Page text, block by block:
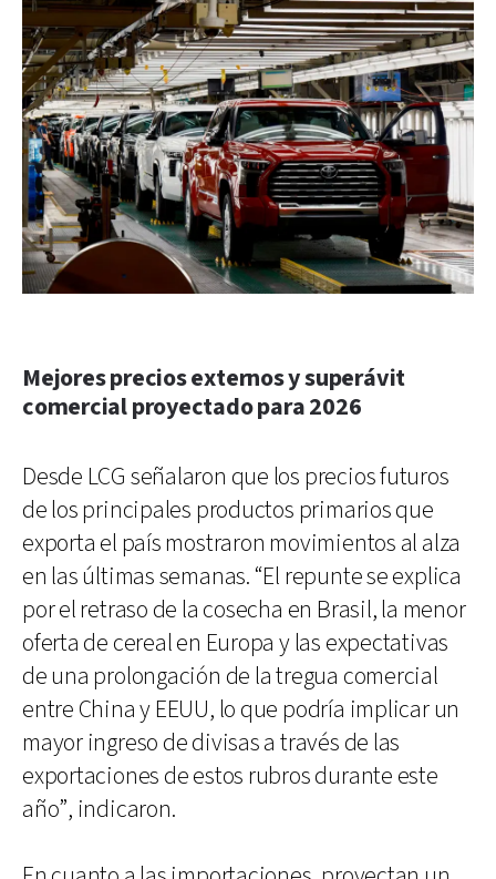
Mejores precios externos y superávit
comercial proyectado para 2026
Desde LCG señalaron que los precios futuros
de los principales productos primarios que
exporta el país mostraron movimientos al alza
en las últimas semanas. “El repunte se explica
por el retraso de la cosecha en Brasil, la menor
oferta de cereal en Europa y las expectativas
de una prolongación de la tregua comercial
entre China y EEUU, lo que podría implicar un
mayor ingreso de divisas a través de las
exportaciones de estos rubros durante este
año”, indicaron.